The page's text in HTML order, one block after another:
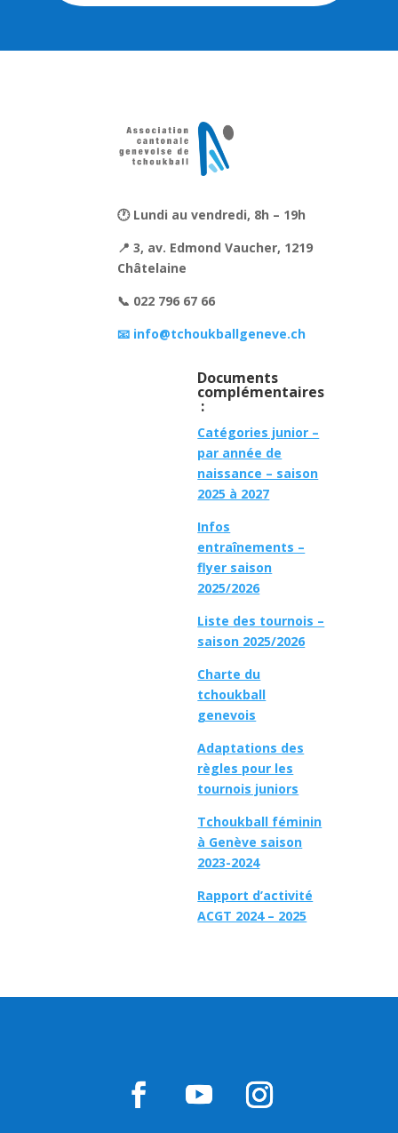
🕐 Lundi au vendredi, 8h – 19h
📍 3, av. Edmond Vaucher, 1219
Châtelaine
📞 022 796 67 66
📧 info@tchoukballgeneve.ch
Documents
complémentaires
:
Catégories junior –
par année de
naissance – saison
2025 à 2027
Infos
entraînements –
flyer saison
2025/2026
Liste des tournois –
saison 2025/2026
Charte du
tchoukball
genevois
Adaptations des
règles pour les
tournois juniors
Tchoukball féminin
à Genève saison
2023-2024
Rapport d’activité
ACGT 2024 – 2025